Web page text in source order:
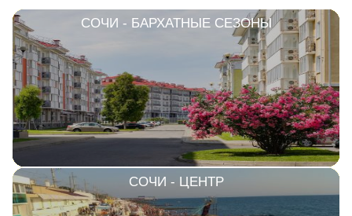
СОЧИ - БАРХАТНЫЕ СЕЗОНЫ
СОЧИ - ЦЕНТР